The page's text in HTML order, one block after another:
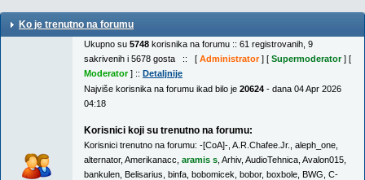
Ko je trenutno na forumu
Ukupno su 5748 korisnika na forumu :: 61 registrovanih, 9
sakrivenih i 5678 gosta :: [ Administrator] [ Supermoderator] [
Moderator] :: Detaljnije
Najviše korisnika na forumu ikad bilo je 20624 - dana 04 Apr 2026
04:18
Korisnici koji su trenutno na forumu:
Korisnici trenutno na forumu: -[CoA]- A.R.Chafee.Jr. aleph_one
alternator, Amerikanacc aramis s Arhiv, AudioTehnica Avalon015
bankulen Belisarius binfa bobomicek bobor, boxbole BWG C-